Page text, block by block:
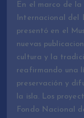
En el marco de
Internacional del
presentó en el
nuevas
cultura y la
reafirmando una
preservación y
la isla. Los
Fondo Nacional